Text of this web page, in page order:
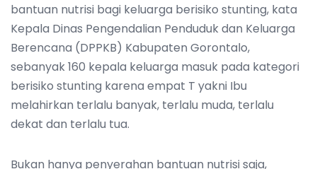
bantuan nutrisi bagi keluarga berisiko stunting, kata
Kepala Dinas Pengendalian Penduduk dan Keluarga
Berencana (DPPKB) Kabupaten Gorontalo,
sebanyak 160 kepala keluarga masuk pada kategori
berisiko stunting karena empat T yakni Ibu
melahirkan terlalu banyak, terlalu muda, terlalu
dekat dan terlalu tua.
Bukan hanya penyerahan bantuan nutrisi saja,